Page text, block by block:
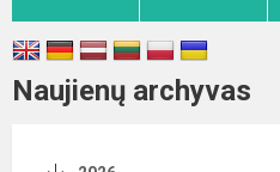
Naujienų archyvas